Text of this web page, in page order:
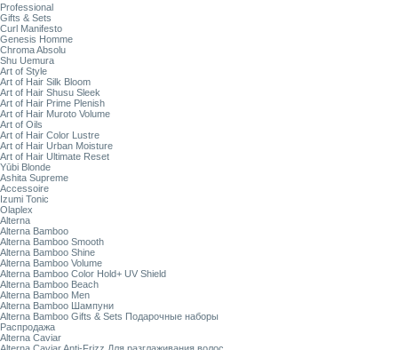
Professional
Gifts & Sets
Curl Manifesto
Genesis Homme
Chroma Absolu
Shu Uemura
Art of Style
Art of Hair Silk Bloom
Art of Hair Shusu Sleek
Art of Hair Prime Plenish
Art of Hair Muroto Volume
Art of Oils
Art of Hair Color Lustre
Art of Hair Urban Moisture
Art of Hair Ultimate Reset
Yūbi Blonde
Ashita Supreme
Accessoire
Izumi Tonic
Olaplex
Alterna
Alterna Bamboo
Alterna Bamboo Smooth
Alterna Bamboo Shine
Alterna Bamboo Volume
Alterna Bamboo Color Hold+ UV Shield
Alterna Bamboo Beach
Alterna Bamboo Men
Alterna Bamboo Шампуни
Alterna Bamboo Gifts & Sets Подарочные наборы
Распродажа
Alterna Caviar